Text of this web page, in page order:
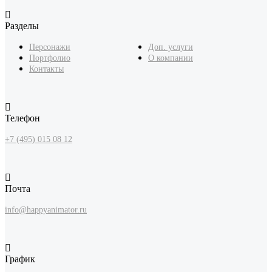
Телефон
+7 (495) 015 08 12
Почта
info@happyanimator.ru
График
Разделы
Персонажи
Доп. услуги
Портфолио
О компании
Контакты